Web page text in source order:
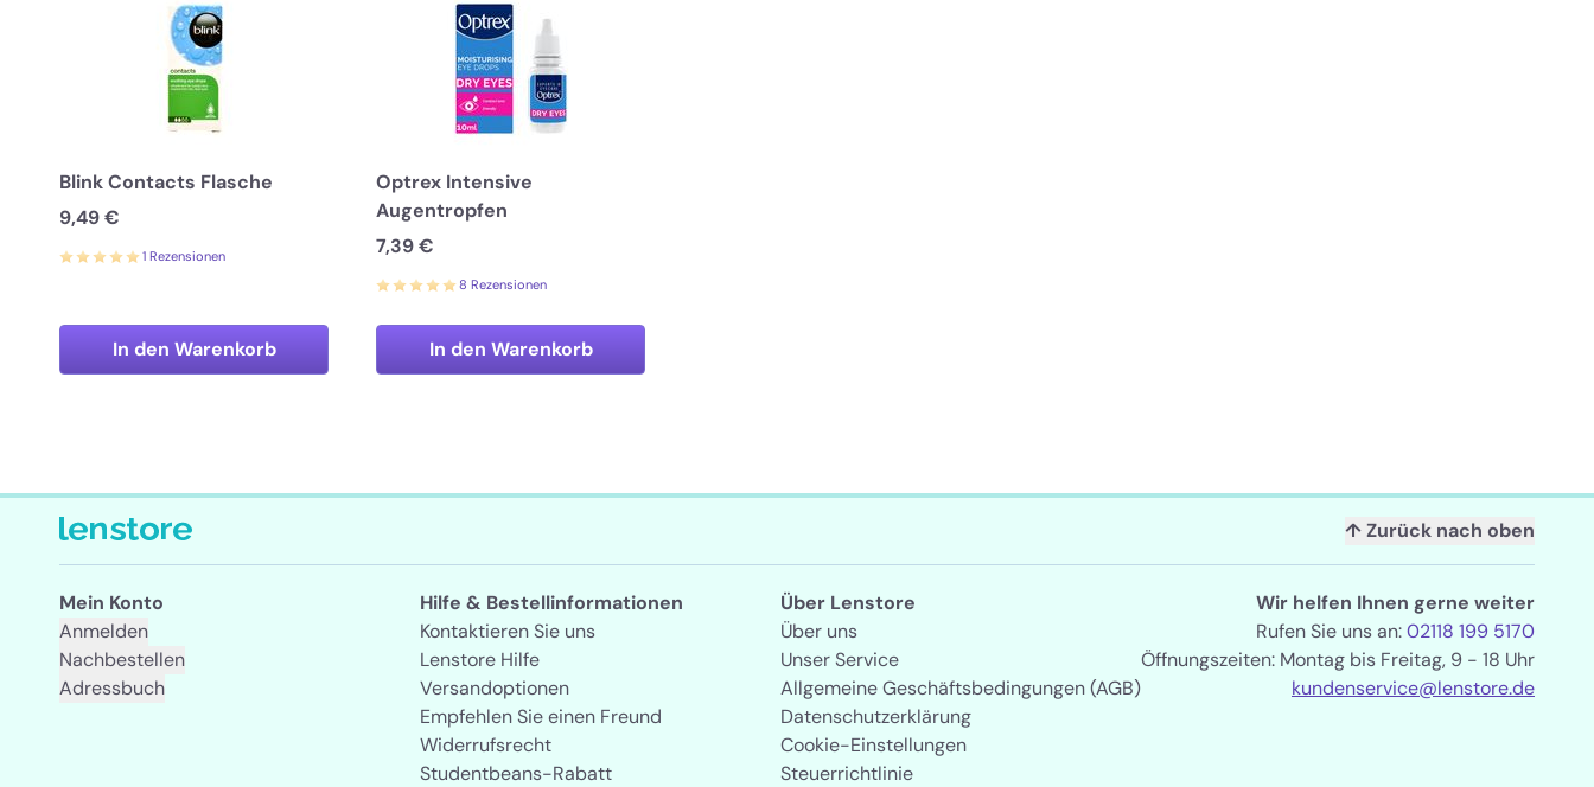
Blink Contacts Flasche
9,49 €
1 Rezensionen
In den Warenkorb
Optrex Intensive
Augentropfen
7,39 €
8 Rezensionen
In den Warenkorb
↑ Zurück nach oben
Mein Konto
Anmelden
Nachbestellen
Adressbuch
Hilfe & Bestellinformationen
Kontaktieren Sie uns
Lenstore Hilfe
Versandoptionen
Empfehlen Sie einen Freund
Widerrufsrecht
Studentbeans-Rabatt
Über Lenstore
Über uns
Unser Service
Allgemeine Geschäftsbedingungen (AGB)
Datenschutzerklärung
Cookie-Einstellungen
Steuerrichtlinie
Wir helfen Ihnen gerne weiter
Rufen Sie uns an:02118 199 5170
Öffnungszeiten: Montag bis Freitag, 9 - 18 Uhr
kundenservice@lenstore.de